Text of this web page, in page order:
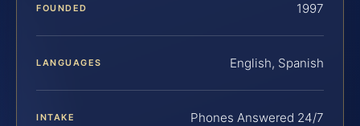
FOUNDED 1997
LANGUAGES English, Spanish
INTAKE Phones Answered 24/7